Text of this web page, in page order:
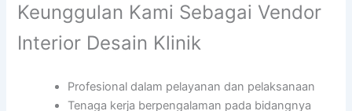
Keunggulan Kami Sebagai Vendor
Interior Desain Klinik
Profesional dalam pelayanan dan pelaksanaan
Tenaga kerja berpengalaman pada bidangnya